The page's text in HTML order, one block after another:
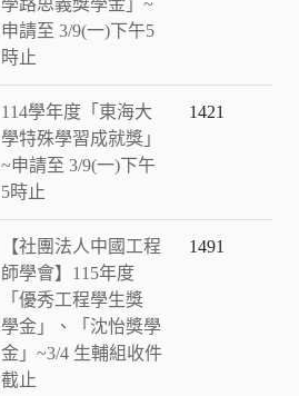
申請至 3/9(一)下午5
時止
114學年度「東海大
學特殊學習成就獎」
~申請至 3/9(一)下午
5時止
1421
【社團法人中國工程
師學會】115年度
「優秀工程學生獎
學金」、「沈怡獎學
金」~3/4 生輔組收件
截止
1491